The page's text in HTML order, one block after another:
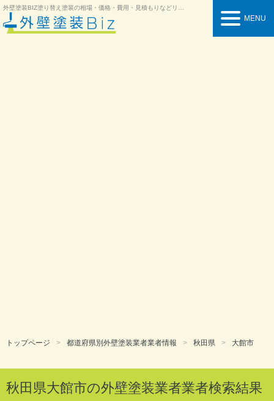
外壁塗装BIZ塗り替え塗装の相場・価格・費用・見積もりなどリフォーム情報を紹介
MENU
トップページ 都道府県別外壁塗装業者業者情報 秋田県 大館市
秋田県大館市の外壁塗装業者業者検索結果